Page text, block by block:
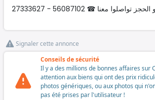
Signaler cette annonce
Conseils de sécurité
Il y a des millions de bonnes affaires sur
attention aux biens qui ont des prix
photos génériques, ou aux photos qui
pas été prises par l'utilisateur !